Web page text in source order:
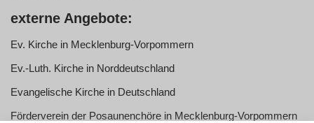
externe Angebote:
Ev. Kirche in Mecklenburg-Vorpommern
Ev.-Luth. Kirche in Norddeutschland
Evangelische Kirche in Deutschland
Förderverein der Posaunenchöre in Mecklenburg-Vorpommern